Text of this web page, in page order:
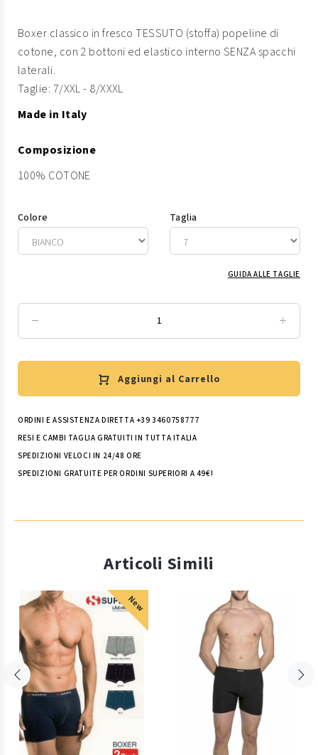
Boxer classico in fresco TESSUTO (stoffa) popeline di
cotone, con 2 bottoni ed elastico interno SENZA spacchi
laterali.
Taglie: 7/XXL - 8/XXXL
Made in Italy
Composizione
100% COTONE
Colore Taglia
GUIDA ALLE TAGLIE
Aggiungi al Carrello
ORDINI E ASSISTENZA DIRETTA +39 3460758777
RESI E CAMBI TAGLIA GRATUITI IN TUTTA ITALIA
SPEDIZIONI VELOCI IN 24/48 ORE
SPEDIZIONI GRATUITE PER ORDINI SUPERIORI A 49€!
Articoli Simili
New